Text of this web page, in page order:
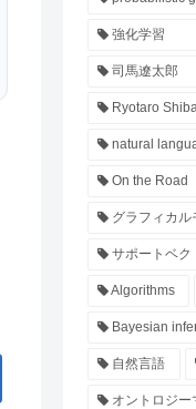
強化学習
司馬遼太郎
Ryotaro Shiba
natural
On the Road
グラフィカル
サポートベク
Algorithms
Bayesian
自然言語
オントロジー